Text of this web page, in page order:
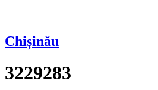
Chișinău
3229283